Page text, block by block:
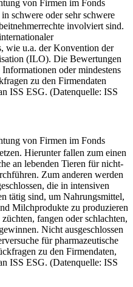
von Firmen im Fonds
schwere oder sehr schwere
involviert sind.
wie u.a. der Konvention der
(ILO). Die Bewertungen
oder mindestens
zu den Firmendaten
ISS ESG. (Datenquelle: ISS
von Firmen im Fonds
Hierunter fallen zum einen
an lebenden Tieren für nicht-
Zum anderen werden
die in intensiven
tätig sind, um Nahrungsmittel,
Milchprodukte zu produzieren
fangen oder schlachten,
Nicht ausgeschlossen
für pharmazeutische
zu den Firmendaten,
ISS ESG. (Datenquelle: ISS